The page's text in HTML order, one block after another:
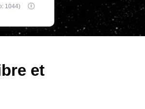
1044)
et